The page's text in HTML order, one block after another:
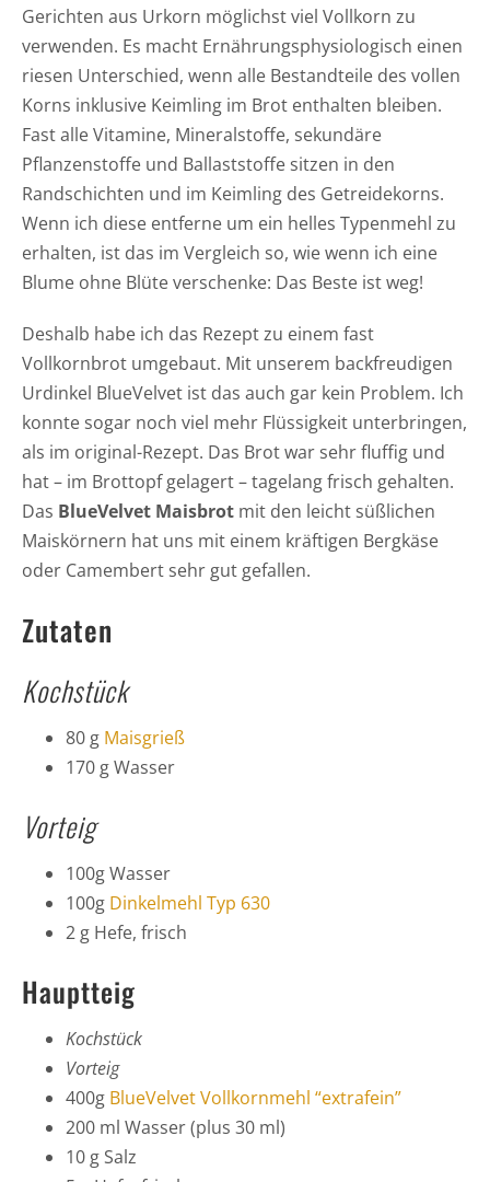
Gerichten aus Urkorn möglichst viel Vollkorn zu
verwenden. Es macht Ernährungsphysiologisch einen
riesen Unterschied, wenn alle Bestandteile des vollen
Korns inklusive Keimling im Brot enthalten bleiben.
Fast alle Vitamine, Mineralstoffe, sekundäre
Pflanzenstoffe und Ballaststoffe sitzen in den
Randschichten und im Keimling des Getreidekorns.
Wenn ich diese entferne um ein helles Typenmehl zu
erhalten, ist das im Vergleich so, wie wenn ich eine
Blume ohne Blüte verschenke: Das Beste ist weg!
Deshalb habe ich das Rezept zu einem fast
Vollkornbrot umgebaut. Mit unserem backfreudigen
Urdinkel BlueVelvet ist das auch gar kein Problem. Ich
konnte sogar noch viel mehr Flüssigkeit unterbringen,
als im original-Rezept. Das Brot war sehr fluffig und
hat – im Brottopf gelagert – tagelang frisch gehalten.
Das BlueVelvet Maisbrotmit den leicht süßlichen
Maiskörnern hat uns mit einem kräftigen Bergkäse
oder Camembert sehr gut gefallen.
Zutaten
Kochstück
80 g Maisgrieß
170 g Wasser
Vorteig
100g Wasser
100g Dinkelmehl Typ 630
2 g Hefe, frisch
Hauptteig
Kochstück
Vorteig
400g BlueVelvet Vollkornmehl “extrafein”
200 ml Wasser (plus 30 ml)
10 g Salz